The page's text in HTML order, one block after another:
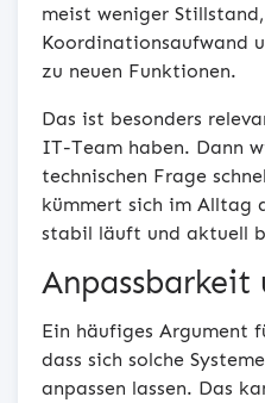
meist weniger
Koordinationsaufwand
zu neuen Funktionen.
Das ist besonders
IT-Team haben. Dann
technischen Frage
kümmert sich im Alltag
stabil läuft und aktuell
Anpassbarkeit
Ein häufiges Argument
dass sich solche
anpassen lassen. Das